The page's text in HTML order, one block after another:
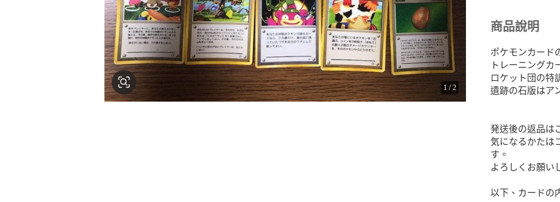
1/2
商品說明
ポケモンカード
トレーニングカ
ロケット団の特
遺跡の石版はア
発送後の返品は
気になるかたは
す。
よろしくお願い
以下、カードの